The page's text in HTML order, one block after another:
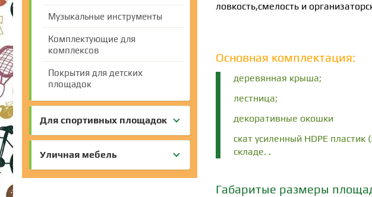
Музыкальные инструменты
Комплектующие для
комплексов
Покрытия для детских
площадок
Для спортивных площадок
Уличная мебель
ловкость,смелость и
Основная комплектация:
деревянная крыша;
лестница;
декоративные окошки
скат усиленный HDPE
складе. .
Габаритые размеры